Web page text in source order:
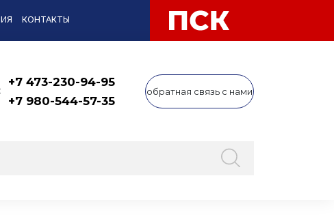
КОНТАКТЫ
+7 473-230-94-95
+7 980-544-57-35
обратная связь с нами